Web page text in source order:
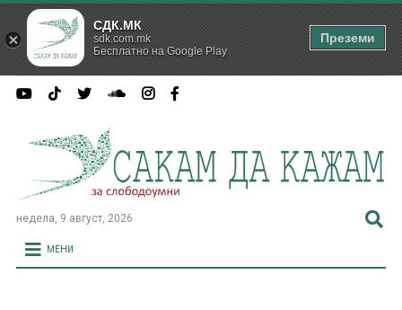
недела, 9 август, 2026
МЕНИ
СДК.МК
sdk.com.mk
Бесплатно на Google Play
Преземи